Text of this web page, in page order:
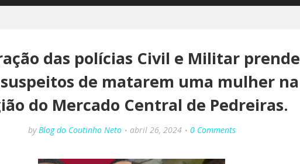
das polícias Civil e Militar prende
de matarem uma mulher na
do Mercado Central de Pedreiras.
by Blog do Coutinho Neto abril 26, 2024 0 Comments